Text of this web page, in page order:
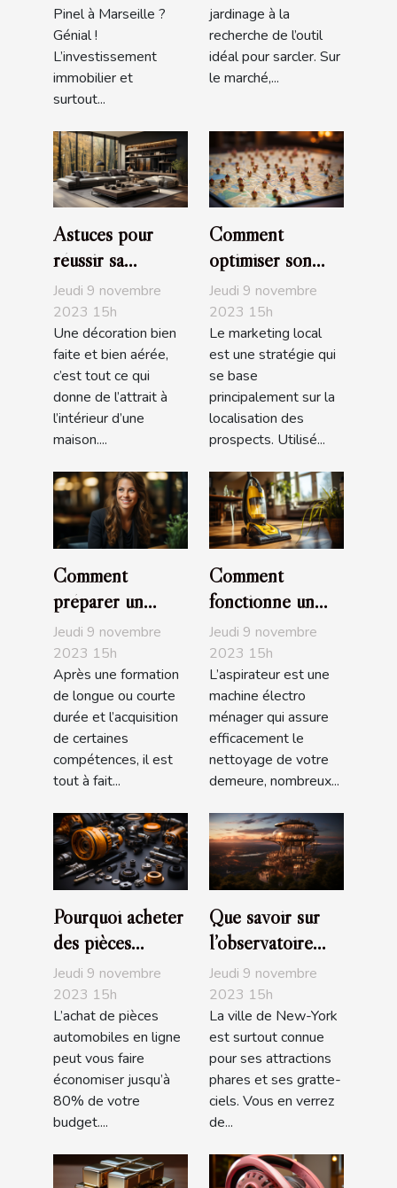
Pinel à Marseille ?
Génial !
L’investissement
immobilier et
surtout...
jardinage à la
recherche de l’outil
idéal pour sarcler. Sur
le marché,...
Astuces pour
réussir sa
décoration
d'intérieur
Jeudi 9 novembre
2023 15h
Une décoration bien
faite et bien aérée,
c’est tout ce qui
donne de l’attrait à
l’intérieur d’une
maison....
Comment
optimiser son
marketing local ?
Jeudi 9 novembre
2023 15h
Le marketing local
est une stratégie qui
se base
principalement sur la
localisation des
prospects. Utilisé...
Comment
préparer un
entretien
d’embauche ?
Jeudi 9 novembre
2023 15h
Après une formation
de longue ou courte
durée et l’acquisition
de certaines
compétences, il est
tout à fait...
Comment
fonctionne un
aspirateur ?
Jeudi 9 novembre
2023 15h
L’aspirateur est une
machine électro
ménager qui assure
efficacement le
nettoyage de votre
demeure, nombreux...
Pourquoi acheter
des pièces
automobiles en
ligne ?
Jeudi 9 novembre
2023 15h
L’achat de pièces
automobiles en ligne
peut vous faire
économiser jusqu’à
80% de votre
budget....
Que savoir sur
l’observatoire
The Edge de
NYC ?
Jeudi 9 novembre
2023 15h
La ville de New-York
est surtout connue
pour ses attractions
phares et ses gratte-
ciels. Vous en verrez
de...